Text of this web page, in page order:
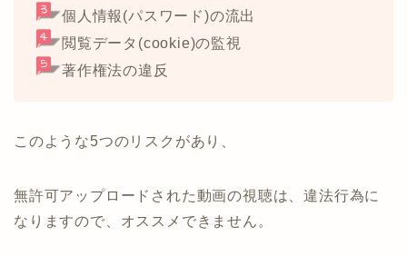
個人情報(パスワード)の流出
閲覧データ(cookie)の監視
著作権法の違反
このような5つのリスクがあり、
無許可アップロードされた動画の視聴は、違法行為に
なりますので、オススメできません。